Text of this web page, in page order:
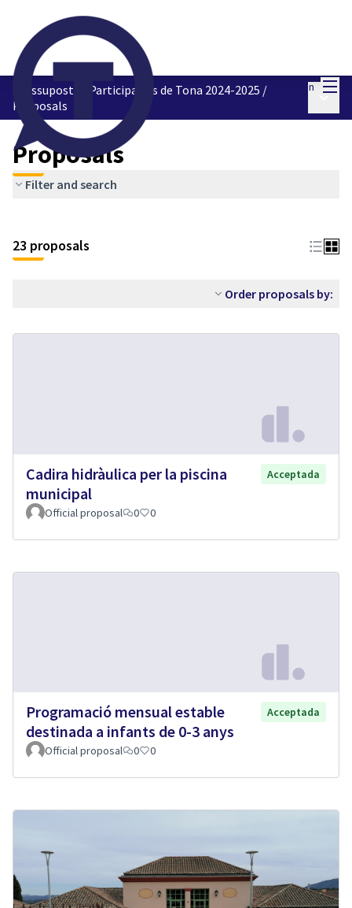
Log in
Pressupostos Participatius de Tona 2024-2025 /
Proposals
Main
Proposals
Filter and search
23 proposals
Order proposals by:
Cadira hidràulica per la piscina
municipal
Acceptada
Official proposal 0 0
Programació mensual estable
destinada a infants de 0-3 anys
Acceptada
Official proposal 0 0